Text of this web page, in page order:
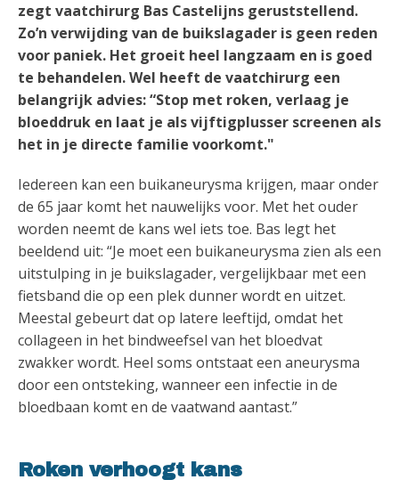
zegt vaatchirurg Bas Castelijns geruststellend.
Zo’n verwijding van de buikslagader is geen reden
voor paniek. Het groeit heel langzaam en is goed
te behandelen. Wel heeft de vaatchirurg een
belangrijk advies: “Stop met roken, verlaag je
bloeddruk en laat je als vijftigplusser screenen als
het in je directe familie voorkomt."
Iedereen kan een buikaneurysma krijgen, maar onder
de 65 jaar komt het nauwelijks voor. Met het ouder
worden neemt de kans wel iets toe. Bas legt het
beeldend uit: “Je moet een buikaneurysma zien als een
uitstulping in je buikslagader, vergelijkbaar met een
fietsband die op een plek dunner wordt en uitzet.
Meestal gebeurt dat op latere leeftijd, omdat het
collageen in het bindweefsel van het bloedvat
zwakker wordt. Heel soms ontstaat een aneurysma
door een ontsteking, wanneer een infectie in de
bloedbaan komt en de vaatwand aantast.”
Roken verhoogt kans